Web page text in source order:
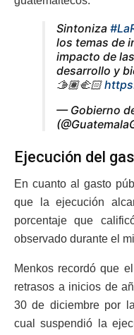
Sintoniza
los temas de
impacto de
desarrollo y
🫱🏽‍🫲🏻
— Gobierno
Ejecución del
En cuanto al gasto
que la ejecución
porcentaje que
observado durante el
Menkos recordó que
retrasos a inicios de
30 de diciembre por
cual suspendió la